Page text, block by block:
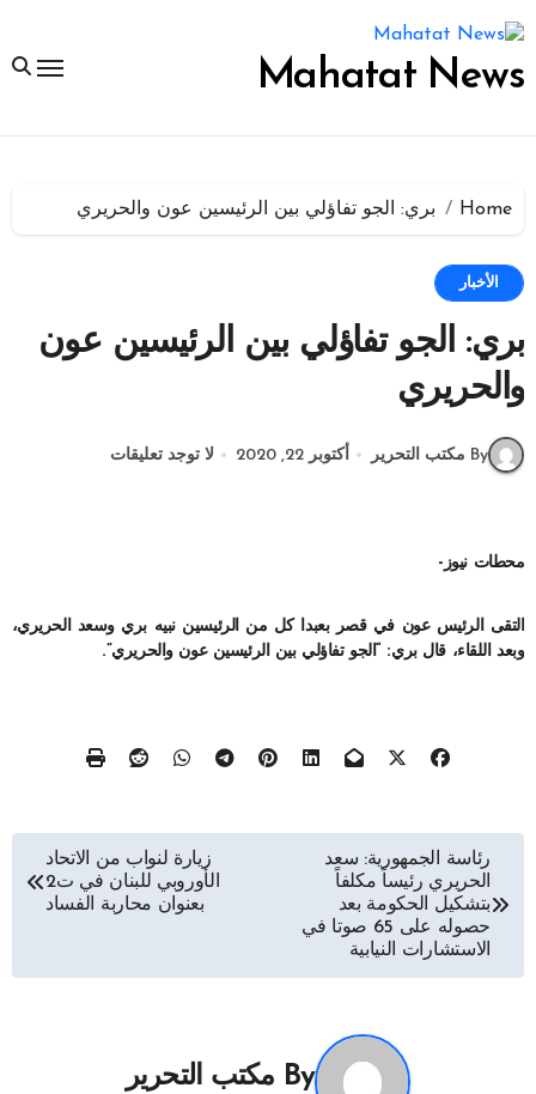
إلى
المحتوى
Mahatat News
Home بري: الجو تفاؤلي بين الرئيسين عون والحريري
الأخبار
بري: الجو تفاؤلي بين الرئيسين عون
والحريري
By مكتب التحرير أكتوبر 22, 2020 لا توجد تعليقات
محطات نيوز-
التقى الرئيس عون في قصر بعبدا كل من الرئيسين نبيه بري وسعد الحريري،
وبعد اللقاء، قال بري: “الجو تفاؤلي بين الرئيسين عون والحريري”.
تصفّح
المقالات
رئاسة الجمهورية: سعد
الحريري رئيساً مكلفاً
بتشكيل الحكومة بعد
حصوله على 65 صوتا في
الاستشارات النيابية
زيارة لنواب من الاتحاد
الأوروبي للبنان في ت2
بعنوان محاربة الفساد
By مكتب التحرير